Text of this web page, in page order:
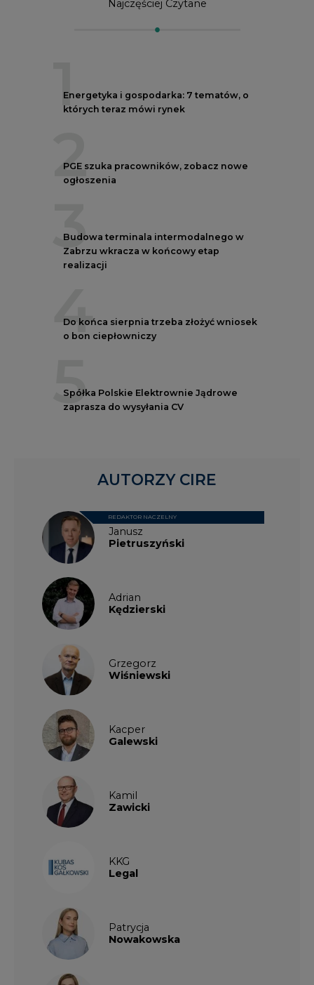
Najczęściej Czytane
1
Energetyka i gospodarka: 7 tematów, o
których teraz mówi rynek
2
PGE szuka pracowników, zobacz nowe
ogłoszenia
3
Budowa terminala intermodalnego w
Zabrzu wkracza w końcowy etap
realizacji
4
Do końca sierpnia trzeba złożyć wniosek
o bon ciepłowniczy
5
Spółka Polskie Elektrownie Jądrowe
zaprasza do wysyłania CV
Janusz
Pietruszyński
REDAKTOR NACZELNY
Adrian
Kędzierski
Grzegorz
Wiśniewski
Kacper
Galewski
Kamil
Zawicki
KKG
Legal
Patrycja
Nowakowska
AUTORZY CIRE